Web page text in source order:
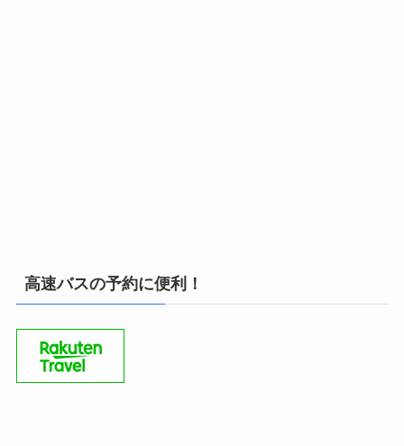
高速バスの予約に便利！